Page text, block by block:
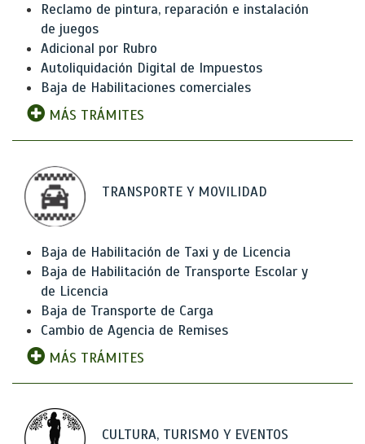
Reclamo de pintura, reparación e instalación
de juegos
Adicional por Rubro
Autoliquidación Digital de Impuestos
Baja de Habilitaciones comerciales
MÁS TRÁMITES
TRANSPORTE Y MOVILIDAD
Baja de Habilitación de Taxi y de Licencia
Baja de Habilitación de Transporte Escolar y
de Licencia
Baja de Transporte de Carga
Cambio de Agencia de Remises
MÁS TRÁMITES
CULTURA, TURISMO Y EVENTOS